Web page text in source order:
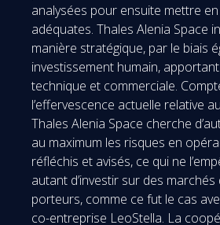
analysées pour ensuite mettre
adéquates. Thales Alenia Space
manière stratégique, par le biais
investissement humain,
technique et commerciale.
l’effervescence actuelle relative
Thales Alenia Space cherche
au maximum les risques en
réfléchis et avisés, ce qui ne
autant d’investir sur des
porteurs, comme ce fut le cas
co-entreprise LeoStella. La